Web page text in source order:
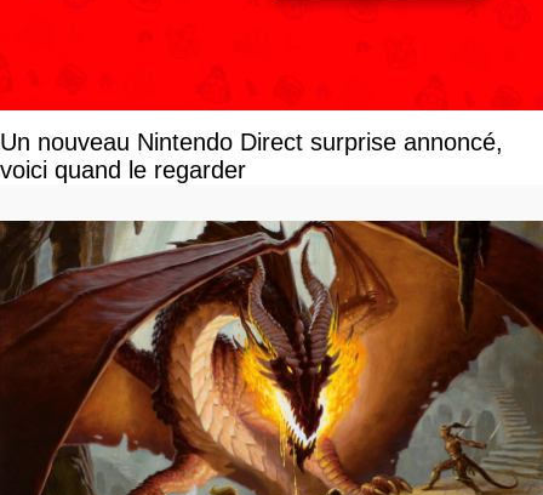
Un nouveau Nintendo Direct surprise annoncé,
voici quand le regarder